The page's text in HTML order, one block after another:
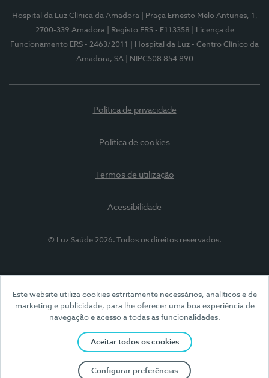
Este website utiliza cookies estritamente necessários, analíticos e de
marketing e publicidade, para lhe oferecer uma boa experiência de
navegação e acesso a todas as funcionalidades.
Aceitar todos os cookies
Configurar preferências
Hospital da Luz Clínica da Amadora
| Praça Ernesto Melo Antunes, 1,
2700-339 Amadora
| Registo ERS - E113358
| Licença de
Funcionamento ERS - 2463/2011
| Hospital da Luz - Centro Clínico da
Amadora, SA
| NIPC508 854 890
Política de privacidade
Política de cookies
Termos de utilização
Acessibilidade
© Luz Saúde 2026. Todos os direitos reservados.